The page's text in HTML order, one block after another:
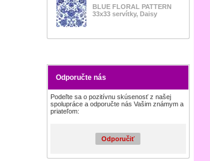
BLUE FLORAL PATTERN
33x33 servítky, Daisy
Odporučte nás
Podeľte sa o pozitívnu skúsenosť z našej
spolupráce a odporučte nás Vašim známym a
priateľom:
Odporučiť